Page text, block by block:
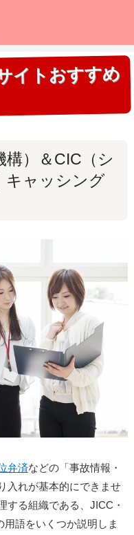
イトおすすめ
構）＆CIC（シ
キャッシング
弁済などの「事故情報・
入れが基本的にできませ
する組織である、JICC・
語をいくつか説明しま